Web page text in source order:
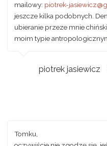
mailowy: piotrek-
jeszcze kilka podobnych.
ubieranie przeze mnie
moim typie
piotrek jasiewicz
Tomku,